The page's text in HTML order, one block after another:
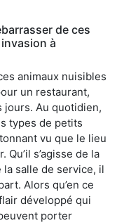
de ces
à
animaux nuisibles
un restaurant,
jours. Au quotidien,
types de petits
vu que le lieu
s’agisse de la
la salle de service, il
Alors qu’en ce
développé qui
porter